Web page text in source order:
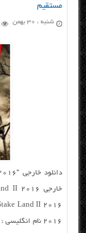
مستقیم
شنبه ، ۳۰ بهمن